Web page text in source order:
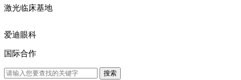
激光临床基地
爱迪眼科
国际合作